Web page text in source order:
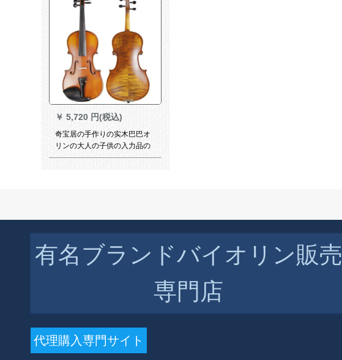
￥ 5,720 円(税込)
奇宝居の手作りの实木巴巴オ
リンの大人の子供の入力品の
初学の试验级はバイオリンの
ンの大人の子供の入力品の初
学の试验级はバイオリンの音
楽器の初学の练习琴の1/2を演
有名ブランドバイオリン販売
専門店
代理購入専門サイト